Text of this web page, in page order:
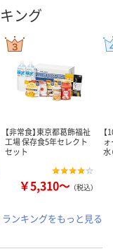
ング
【非常食】東京都葛飾福祉
工場 保存食5年セレクト
セット
￥5,310～ （税込）
水
ランキングをもっと見る